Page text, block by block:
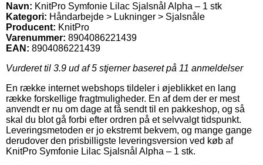
Navn: KnitPro Symfonie Lilac Sjalsnål Alpha – 1 stk
Kategori: Håndarbejde > Lukninger > Sjalsnåle
Producent: KnitPro
Varenummer: 8904086221439
EAN: 8904086221439
Vurderet til 3.9 ud af 5 stjerner baseret på 11 anmeldelser
En række internet webshops tildeler i øjeblikket en lang
række forskellige fragtmuligheder. En af dem der er mest
anvendt er nu om dage at få sendt til en pakkeshop, og så
skal du blot gå forbi efter ordren på et selvvalgt tidspunkt.
Leveringsmetoden er jo ekstremt bekvem, og mange gange
derudover den prisbilligste leveringsversion ved køb af
KnitPro Symfonie Lilac Sjalsnål Alpha – 1 stk.